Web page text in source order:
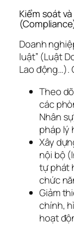
Kiểm soát
Doanh
luật” (Luật
Lao động…).
Theo
các
Nhân
pháp lý
Xây
nội bộ
tự phát
chức
Giảm
chính,
hoạt